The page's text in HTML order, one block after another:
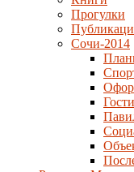
Прогулки
Сочи-2014